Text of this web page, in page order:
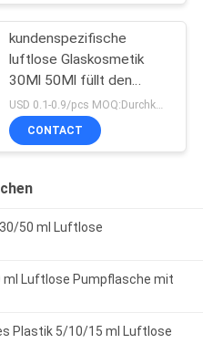
kundenspezifische
luftlose Glaskosmetik
30Ml 50Ml füllt den
bestätigten Pumpen-
Sprüher ISO90001 ab
USD 0.1-0.9/pcs MOQ:Durchkontaktierung
CONTACT
50 ml Luftlose
Luftlose Pumpflasche mit
Plastik 5/10/15 ml Luftlose